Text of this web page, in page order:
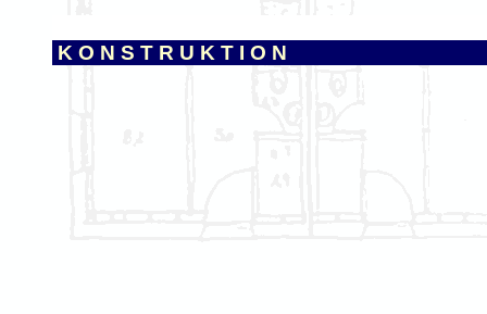
K O N S T R U K T I O N